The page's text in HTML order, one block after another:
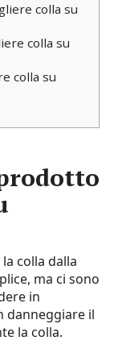
colla su
colla su
colla su
colla dalla
ma ci sono
in
danneggiare il
la colla.